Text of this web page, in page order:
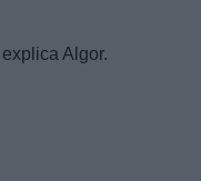
explica Algor.